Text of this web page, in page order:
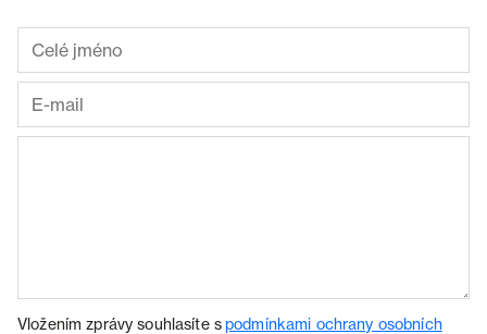
Vložením zprávy souhlasíte spodmínkami ochrany osobních